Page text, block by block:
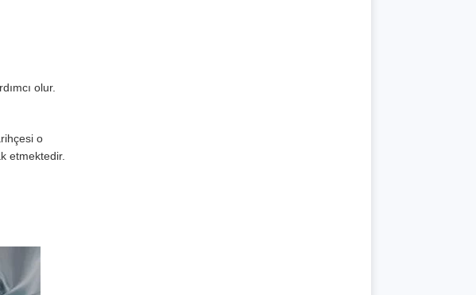
olur.
o
etmektedir.